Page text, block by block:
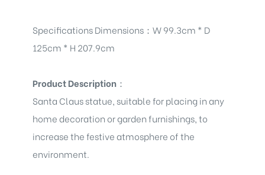
Specifications Dimensions ： W 99.3cm * D
125cm * H 207.9cm
Product Description ：
Santa Claus statue, suitable for placing in any
home decoration or garden furnishings, to
increase the festive atmosphere of the
environment.